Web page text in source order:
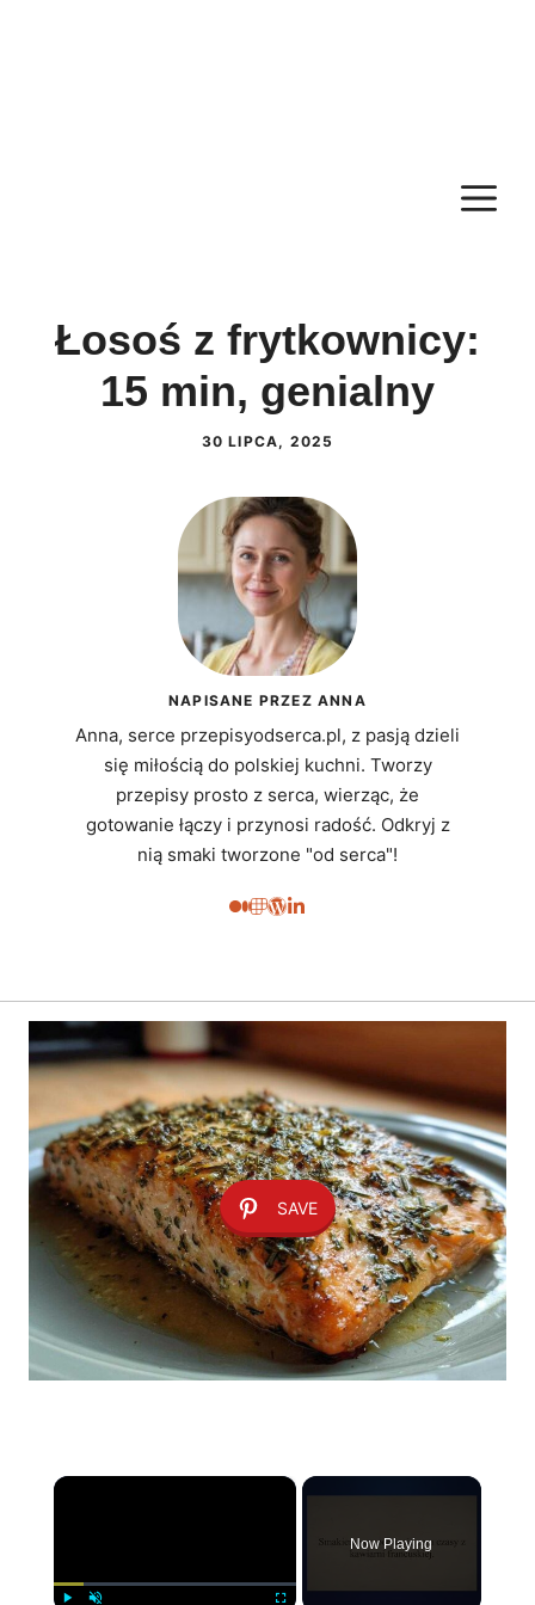
Łosoś z frytkownicy:
15 min, genialny
30 LIPCA, 2025
NAPISANE PRZEZ ANNA
Anna, serce przepisyodserca.pl, z pasją dzieli
się miłością do polskiej kuchni. Tworzy
przepisy prosto z serca, wierząc, że
gotowanie łączy i przynosi radość. Odkryj z
nią smaki tworzone "od serca"!
SAVE
×
Now Playing